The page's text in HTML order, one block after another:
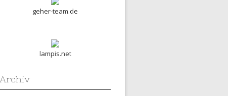
geher-team.de
lampis.net
Archiv